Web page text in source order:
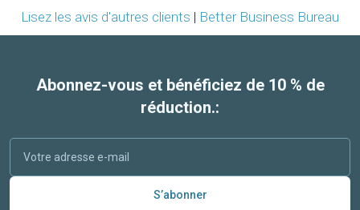
Lisez les avis d'autres clients | Better Business Bureau
Abonnez-vous et bénéficiez de 10 % de
réduction.:
S’abonner